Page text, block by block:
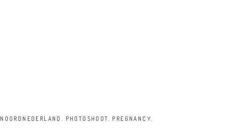
NOORDNEDERLAND PHOTOSHOOT PREGNANCY